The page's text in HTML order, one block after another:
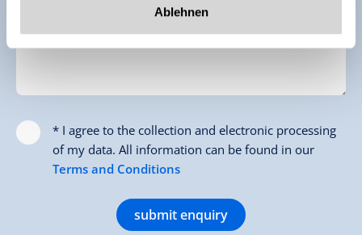
Ablehnen
* I agree to the collection and electronic processing
of my data. All information can be found in our
Terms and Conditions
submit enquiry